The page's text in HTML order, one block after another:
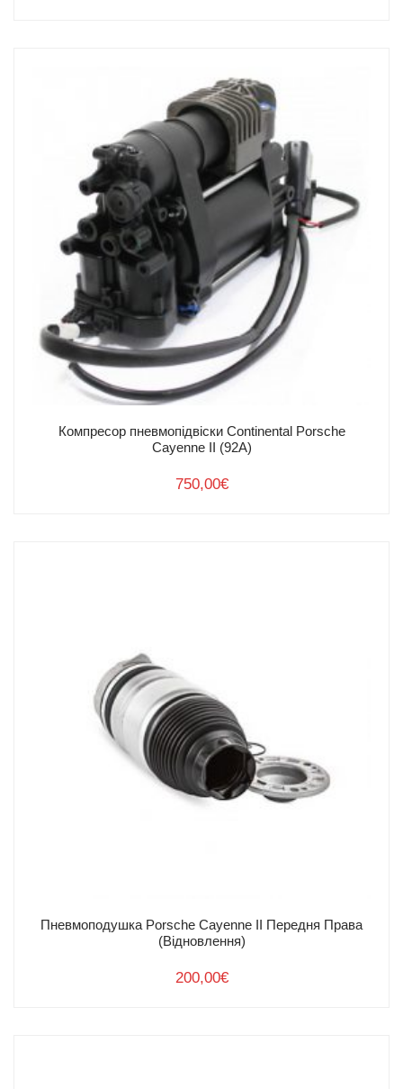
Компресор пневмопідвіски Continental Porsche
Cayenne II (92A)
750,00€
Пневмоподушка Porsche Cayenne II Передня Права
(Відновлення)
200,00€